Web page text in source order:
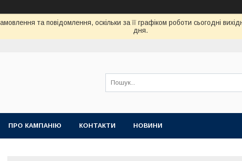
та повідомлення, оскільки за її графіком роботи сьогодні
дня.
ПРО КАМПАНІЮ КОНТАКТИ НОВИНИ